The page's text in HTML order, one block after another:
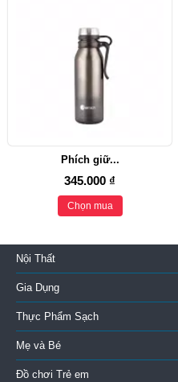
Phích giữ...
345.000 ₫
Chọn mua
Nội Thất
Gia Dụng
Thực Phẩm Sạch
Mẹ và Bé
Đồ chơi Trẻ em